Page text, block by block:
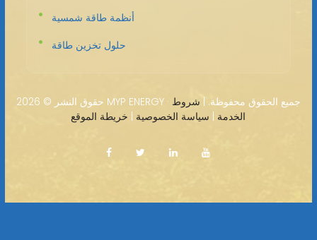
أنظمة طاقة شمسية
حلول تخزين طاقة
حقوق النشر © 2026 MYP ENERGY · جميع الحقوق محفوظة. | شروط
الخدمة | سياسة الخصوصية | خريطة الموقع